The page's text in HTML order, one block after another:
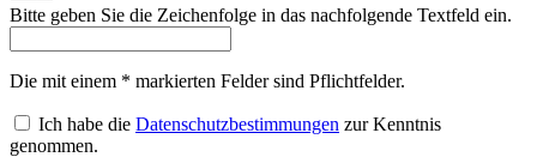
Bitte geben Sie die Zeichenfolge in das nachfolgende Textfeld ein.
Die mit einem * markierten Felder sind Pflichtfelder.
Ich habe die Datenschutzbestimmungen zur Kenntnis
genommen.